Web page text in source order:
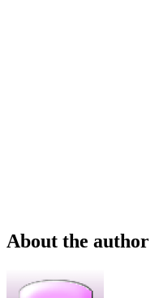
About the author